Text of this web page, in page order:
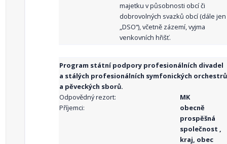
majetku v působnosti obcí či
dobrovolných svazků obcí (dále jen
„DSO“), včetně zázemí, vyjma
venkovních hřišť.
Program státní podpory profesionálních divadel
a stálých profesionálních symfonických orchestrů
a pěveckých sborů.
Odpovědný rezort:
MK
Příjemci:
obecně
prospěšná
společnost ,
kraj, obec